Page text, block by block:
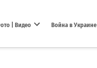
| Видео Война в Украине